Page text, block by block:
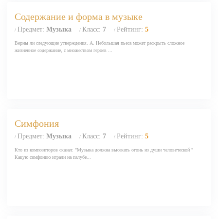
Содержание и форма в музыке
/ Предмет: Музыка / Класс: 7 / Рейтинг: 5
Верны ли следующие утверждения. А. Небольшая пьеса может раскрыть сложное
жизненное содержание, с множеством героев ...
Симфония
/ Предмет: Музыка / Класс: 7 / Рейтинг: 5
Кто из композиторов сказал: "Музыка должна высекать огонь из души человеческой "
Какую симфонию играли на палубе...